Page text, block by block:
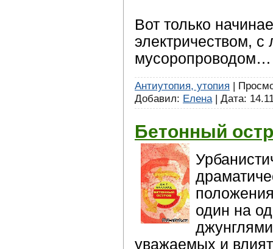
Вот только
электричеством,
мусоропроводом…
Антиутопия, утопия |
Добавил: Елена | Дата:
Бетонный
один на
уважаемых и